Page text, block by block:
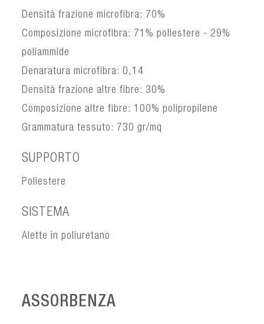
Densità frazione microfibra: 70%
Composizione microfibra: 71% poliestere - 29%
poliammide
Denaratura microfibra: 0,14
Densità frazione altre fibre: 30%
Composizione altre fibre: 100% polipropilene
Grammatura tessuto: 730 gr/mq
SUPPORTO
Poliestere
SISTEMA
Alette in poliuretano
ASSORBENZA